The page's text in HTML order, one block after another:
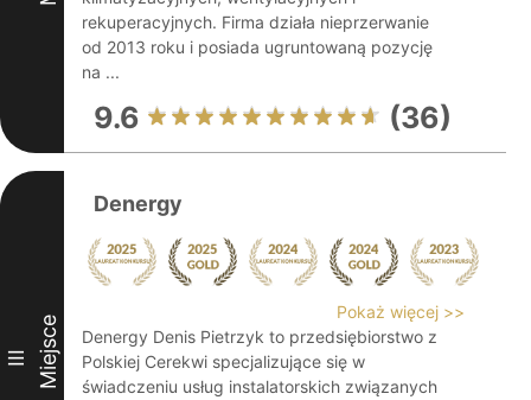
rekuperacyjnych. Firma działa nieprzerwanie
od 2013 roku i posiada ugruntowaną pozycję
na ...
9.6 (36)
III Miejsce
Denergy
Pokaż więcej >>
Denergy Denis Pietrzyk to przedsiębiorstwo z
Polskiej Cerekwi specjalizujące się w
świadczeniu usług instalatorskich związanych